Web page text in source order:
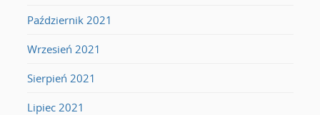
Październik 2021
Wrzesień 2021
Sierpień 2021
Lipiec 2021